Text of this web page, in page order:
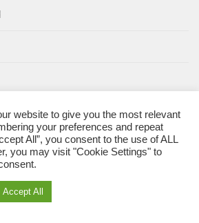
website to give you the most relevant
your preferences and repeat
All”, you consent to the use of ALL
you may visit "Cookie Settings" to
Accept All